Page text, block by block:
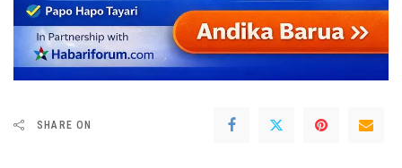
SHARE ON